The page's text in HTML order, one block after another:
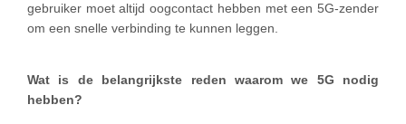
gebruiker moet altijd oogcontact hebben met een 5G-zender
om een snelle verbinding te kunnen leggen.
Wat is de belangrijkste reden waarom we 5G nodig
hebben?